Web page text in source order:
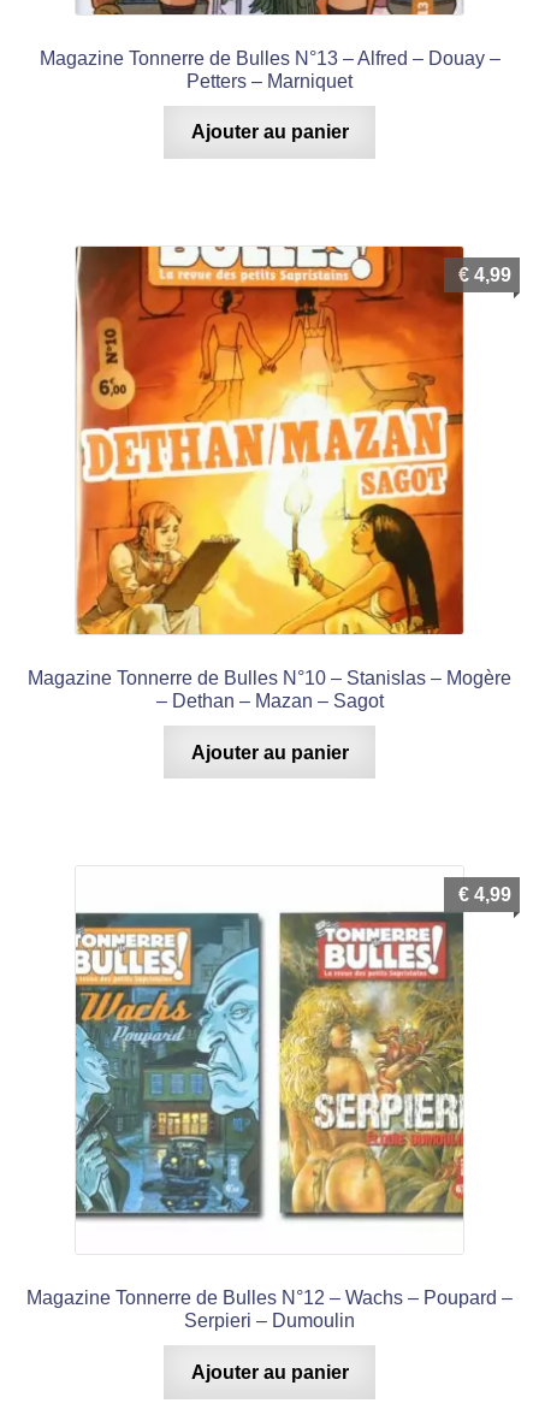
Magazine Tonnerre de Bulles N°13 – Alfred – Douay –
Petters – Marniquet
Ajouter au panier
Magazine Tonnerre de Bulles N°10 – Stanislas – Mogère
– Dethan – Mazan – Sagot
€ 4,99
Ajouter au panier
Magazine Tonnerre de Bulles N°12 – Wachs – Poupard –
Serpieri – Dumoulin
€ 4,99
Ajouter au panier